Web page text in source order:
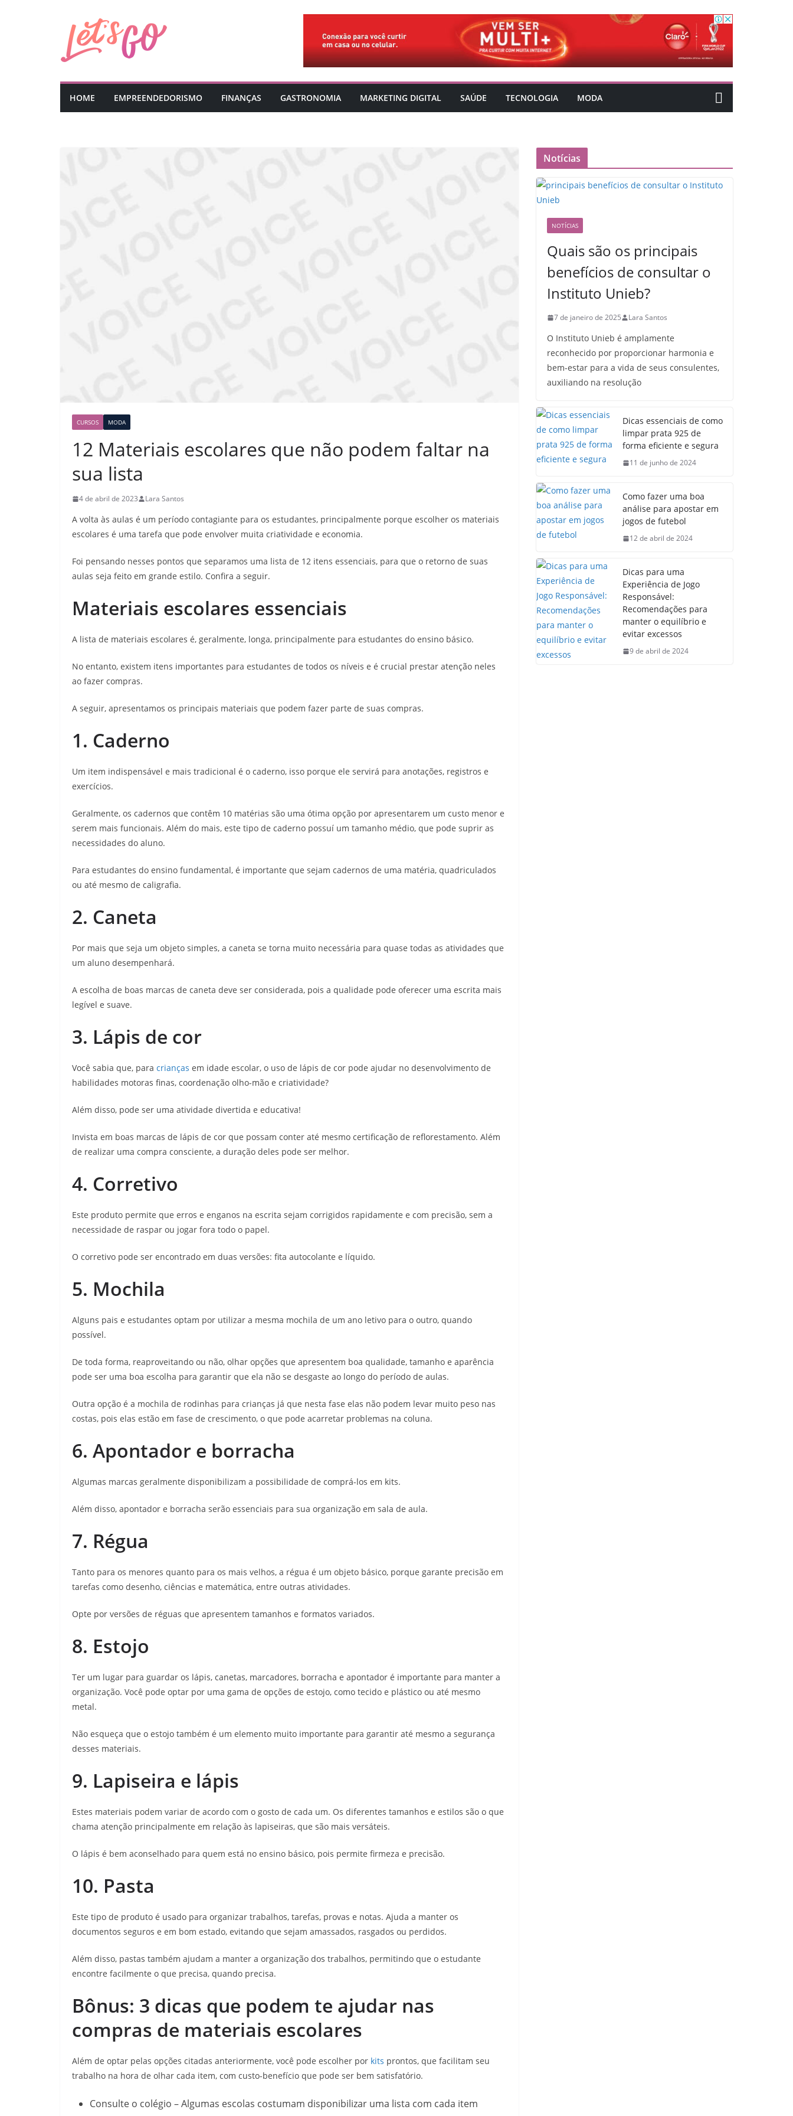
HOME EMPREENDEDORISMO FINANÇAS GASTRONOMIA MARKETING DIGITAL SAÚDE TECNOLOGIA MODA
CURSOS MODA
12 Materiais escolares que não podem faltar na
sua lista
4 de abril de 2023 Lara Santos
A volta às aulas é um período contagiante para os estudantes, principalmente porque escolher os materiais
escolares é uma tarefa que pode envolver muita criatividade e economia.
Foi pensando nesses pontos que separamos uma lista de 12 itens essenciais, para que o retorno de suas
aulas seja feito em grande estilo. Confira a seguir.
Materiais escolares essenciais
A lista de materiais escolares é, geralmente, longa, principalmente para estudantes do ensino básico.
No entanto, existem itens importantes para estudantes de todos os níveis e é crucial prestar atenção neles
ao fazer compras.
A seguir, apresentamos os principais materiais que podem fazer parte de suas compras.
1. Caderno
Um item indispensável e mais tradicional é o caderno, isso porque ele servirá para anotações, registros e
exercícios.
Geralmente, os cadernos que contêm 10 matérias são uma ótima opção por apresentarem um custo menor e
serem mais funcionais. Além do mais, este tipo de caderno possuí um tamanho médio, que pode suprir as
necessidades do aluno.
Para estudantes do ensino fundamental, é importante que sejam cadernos de uma matéria, quadriculados
ou até mesmo de caligrafia.
2. Caneta
Por mais que seja um objeto simples, a caneta se torna muito necessária para quase todas as atividades que
um aluno desempenhará.
A escolha de boas marcas de caneta deve ser considerada, pois a qualidade pode oferecer uma escrita mais
legível e suave.
3. Lápis de cor
Você sabia que, para crianças em idade escolar, o uso de lápis de cor pode ajudar no desenvolvimento de
habilidades motoras finas, coordenação olho-mão e criatividade?
Além disso, pode ser uma atividade divertida e educativa!
Invista em boas marcas de lápis de cor que possam conter até mesmo certificação de reflorestamento. Além
de realizar uma compra consciente, a duração deles pode ser melhor.
4. Corretivo
Este produto permite que erros e enganos na escrita sejam corrigidos rapidamente e com precisão, sem a
necessidade de raspar ou jogar fora todo o papel.
O corretivo pode ser encontrado em duas versões: fita autocolante e líquido.
5. Mochila
Alguns pais e estudantes optam por utilizar a mesma mochila de um ano letivo para o outro, quando
possível.
De toda forma, reaproveitando ou não, olhar opções que apresentem boa qualidade, tamanho e aparência
pode ser uma boa escolha para garantir que ela não se desgaste ao longo do período de aulas.
Outra opção é a mochila de rodinhas para crianças já que nesta fase elas não podem levar muito peso nas
costas, pois elas estão em fase de crescimento, o que pode acarretar problemas na coluna.
6. Apontador e borracha
Algumas marcas geralmente disponibilizam a possibilidade de comprá-los em kits.
Além disso, apontador e borracha serão essenciais para sua organização em sala de aula.
7. Régua
Tanto para os menores quanto para os mais velhos, a régua é um objeto básico, porque garante precisão em
tarefas como desenho, ciências e matemática, entre outras atividades.
Opte por versões de réguas que apresentem tamanhos e formatos variados.
8. Estojo
Ter um lugar para guardar os lápis, canetas, marcadores, borracha e apontador é importante para manter a
organização. Você pode optar por uma gama de opções de estojo, como tecido e plástico ou até mesmo
metal.
Não esqueça que o estojo também é um elemento muito importante para garantir até mesmo a segurança
desses materiais.
9. Lapiseira e lápis
Estes materiais podem variar de acordo com o gosto de cada um. Os diferentes tamanhos e estilos são o que
chama atenção principalmente em relação às lapiseiras, que são mais versáteis.
O lápis é bem aconselhado para quem está no ensino básico, pois permite firmeza e precisão.
10. Pasta
Este tipo de produto é usado para organizar trabalhos, tarefas, provas e notas. Ajuda a manter os
documentos seguros e em bom estado, evitando que sejam amassados, rasgados ou perdidos.
Além disso, pastas também ajudam a manter a organização dos trabalhos, permitindo que o estudante
encontre facilmente o que precisa, quando precisa.
Bônus: 3 dicas que podem te ajudar nas
compras de materiais escolares
Além de optar pelas opções citadas anteriormente, você pode escolher por kits prontos, que facilitam seu
trabalho na hora de olhar cada item, com custo-benefício que pode ser bem satisfatório.
Consulte o colégio – Algumas escolas costumam disponibilizar uma lista com cada item
Notícias
NOTÍCIAS
Quais são os principais
benefícios de consultar o
Instituto Unieb?
7 de janeiro de 2025 Lara Santos
O Instituto Unieb é amplamente
reconhecido por proporcionar harmonia e
bem-estar para a vida de seus consulentes,
auxiliando na resolução
Dicas essenciais de como
limpar prata 925 de
forma eficiente e segura
11 de junho de 2024
Como fazer uma boa
análise para apostar em
jogos de futebol
12 de abril de 2024
Dicas para uma
Experiência de Jogo
Responsável:
Recomendações para
manter o equilíbrio e
evitar excessos
9 de abril de 2024